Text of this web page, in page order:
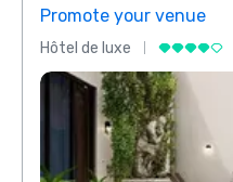
Promote your venue
Hôtel de luxe